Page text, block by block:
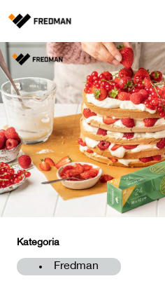
Media
Tehtaanmyymälä
Verkkokauppa ammattilaisille
English Suomi
Kategoria
Fredman